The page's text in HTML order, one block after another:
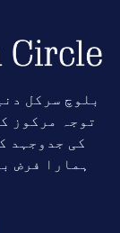
بلوچ سرکل
توجہ مرکوز
کی جدوجہد
ہمارا فرض